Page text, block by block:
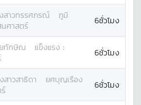
สาวทรรศภรณ์
ภูมิ
นศาสตร์ 6ชั่วโมง
ทักษิณ แข็งแรง :
6ชั่วโมง
สาวสาธิดา
ยศบุญเรือง
6ชั่วโมง